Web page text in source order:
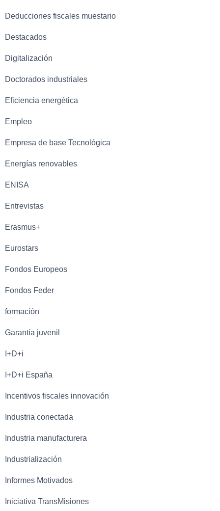
Deducciones fiscales muestario
Destacados
Digitalización
Doctorados industriales
Eficiencia energética
Empleo
Empresa de base Tecnológica
Energías renovables
ENISA
Entrevistas
Erasmus+
Eurostars
Fondos Europeos
Fondos Feder
formación
Garantía juvenil
I+D+i
I+D+i España
Incentivos fiscales innovación
Industria conectada
Industria manufacturera
Industrialización
Informes Motivados
Iniciativa TransMisiones